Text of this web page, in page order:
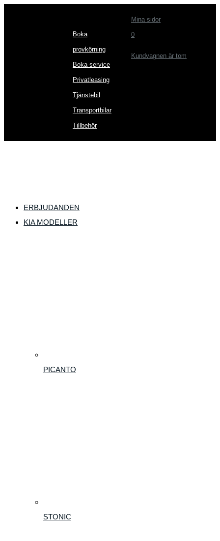
Boka
provkörning
Boka service
Privatleasing
Tjänstebil
Transportbilar
Tillbehör
Mina sidor
0
Kundvagnen är tom
ERBJUDANDEN
KIA MODELLER
PICANTO
STONIC